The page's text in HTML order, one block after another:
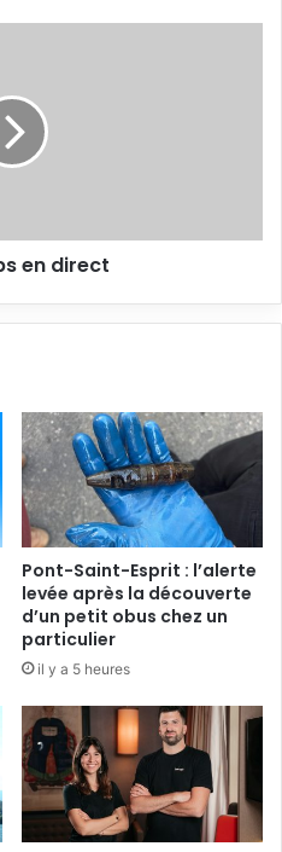
en direct
Pont-Saint-Esprit : l’alerte
levée après la découverte
d’un petit obus chez un
particulier
il y a 5 heures